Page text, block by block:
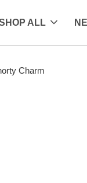
ALL
Charm